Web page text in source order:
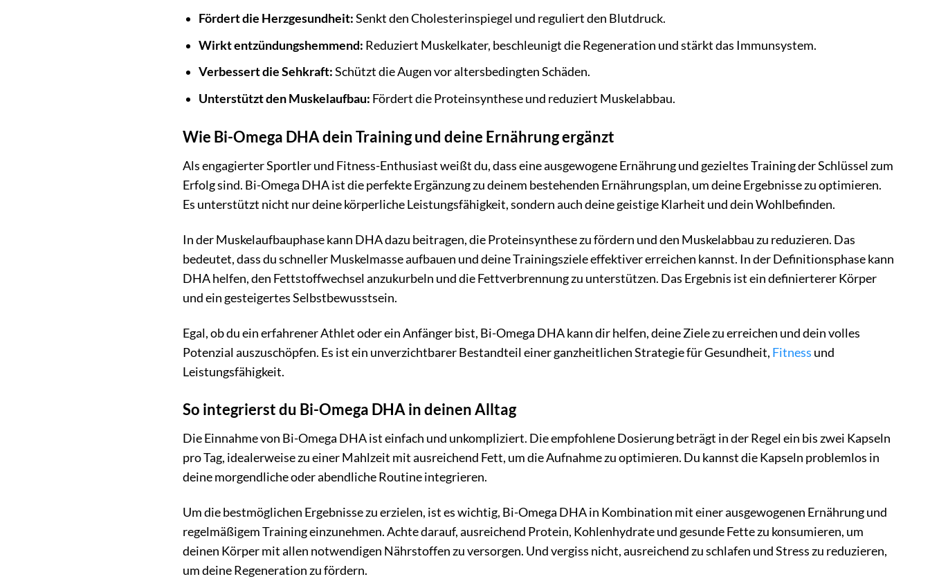
Fördert die Herzgesundheit:Senkt den Cholesterinspiegel und reguliert den Blutdruck.
Wirkt entzündungshemmend: Reduziert Muskelkater, beschleunigt die Regeneration und stärkt das Immunsystem.
Verbessert die Sehkraft:Schützt die Augen vor altersbedingten Schäden.
Unterstützt den Muskelaufbau: Fördert die Proteinsynthese und reduziert Muskelabbau.
Wie Bi-Omega DHA dein Training und deine Ernährung ergänzt
Als engagierter Sportler und Fitness-Enthusiast weißt du, dass eine ausgewogene Ernährung und gezieltes Training der Schlüssel zum
Erfolg sind. Bi-Omega DHA ist die perfekte Ergänzung zu deinem bestehenden Ernährungsplan, um deine Ergebnisse zu optimieren.
Es unterstützt nicht nur deine körperliche Leistungsfähigkeit, sondern auch deine geistige Klarheit und dein Wohlbefinden.
In der Muskelaufbauphase kann DHA dazu beitragen, die Proteinsynthese zu fördern und den Muskelabbau zu reduzieren. Das
bedeutet, dass du schneller Muskelmasse aufbauen und deine Trainingsziele effektiver erreichen kannst. In der Definitionsphase kann
DHA helfen, den Fettstoffwechsel anzukurbeln und die Fettverbrennung zu unterstützen. Das Ergebnis ist ein definierterer Körper
und ein gesteigertes Selbstbewusstsein.
Egal, ob du ein erfahrener Athlet oder ein Anfänger bist, Bi-Omega DHA kann dir helfen, deine Ziele zu erreichen und dein volles
Potenzial auszuschöpfen. Es ist ein unverzichtbarer Bestandteil einer ganzheitlichen Strategie für Gesundheit, Fitness und
Leistungsfähigkeit.
So integrierst du Bi-Omega DHA in deinen Alltag
Die Einnahme von Bi-Omega DHA ist einfach und unkompliziert. Die empfohlene Dosierung beträgt in der Regel ein bis zwei Kapseln
pro Tag, idealerweise zu einer Mahlzeit mit ausreichend Fett, um die Aufnahme zu optimieren. Du kannst die Kapseln problemlos in
deine morgendliche oder abendliche Routine integrieren.
Um die bestmöglichen Ergebnisse zu erzielen, ist es wichtig, Bi-Omega DHA in Kombination mit einer ausgewogenen Ernährung und
regelmäßigem Training einzunehmen. Achte darauf, ausreichend Protein, Kohlenhydrate und gesunde Fette zu konsumieren, um
deinen Körper mit allen notwendigen Nährstoffen zu versorgen. Und vergiss nicht, ausreichend zu schlafen und Stress zu reduzieren,
um deine Regeneration zu fördern.